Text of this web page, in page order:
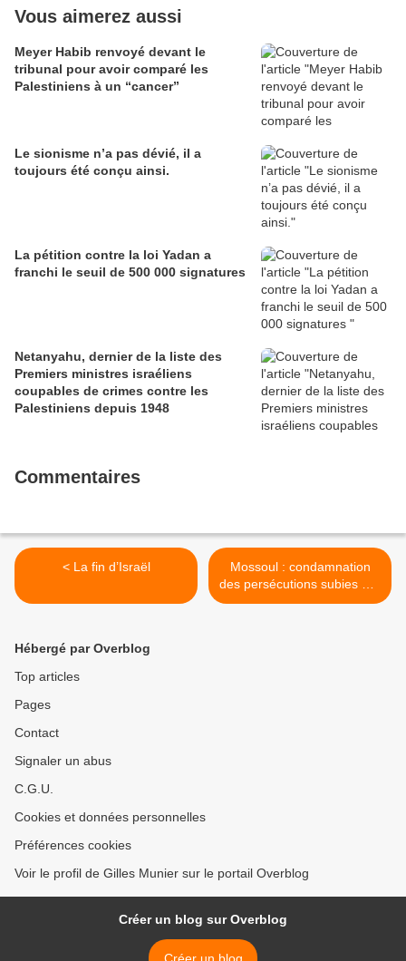
Vous aimerez aussi
Meyer Habib renvoyé devant le
tribunal pour avoir comparé les
Palestiniens à un “cancer”
Le sionisme n’a pas dévié, il a
toujours été conçu ainsi.
La pétition contre la loi Yadan a
franchi le seuil de 500 000 signatures
Netanyahu, dernier de la liste des
Premiers ministres israéliens
coupables de crimes contre les
Palestiniens depuis 1948
Commentaires
< La fin d’Israël
Mossoul : condamnation
des persécutions subies par
les minorités >
Hébergé par Overblog
Top articles
Pages
Contact
Signaler un abus
C.G.U.
Cookies et données personnelles
Préférences cookies
Voir le profil de Gilles Munier sur le portail Overblog
Créer un blog sur Overblog